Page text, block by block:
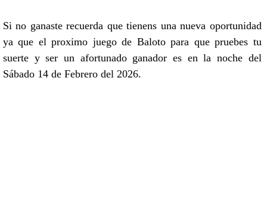
Si no ganaste recuerda que tienens una nueva oportunidad
ya que el proximo juego de Baloto para que pruebes tu
suerte y ser un afortunado ganador es en la noche del
Sábado 14 de Febrero del 2026.